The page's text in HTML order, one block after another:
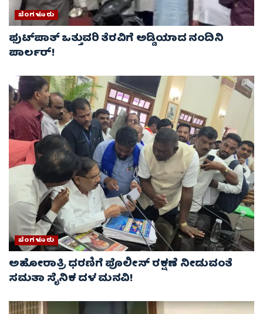
ಬೆಂಗಳೂರು
ಫುಟ್‌ಪಾತ್ ಒತ್ತುವರಿ ತೆರವಿಗೆ ಅಡ್ಡಿಯಾದ ನಂದಿನಿ
ಪಾರ್ಲರ್!
ಬೆಂಗಳೂರು
ಅಹೋರಾತ್ರಿ ಧರಣಿಗೆ ಪೊಲೀಸ್ ರಕ್ಷಣೆ ನೀಡುವಂತೆ
ಸಮತಾ ಸೈನಿಕ ದಳ ಮನವಿ!